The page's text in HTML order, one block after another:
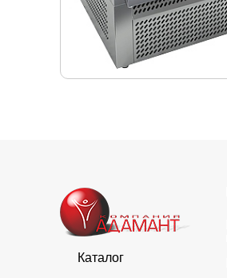
Каталог